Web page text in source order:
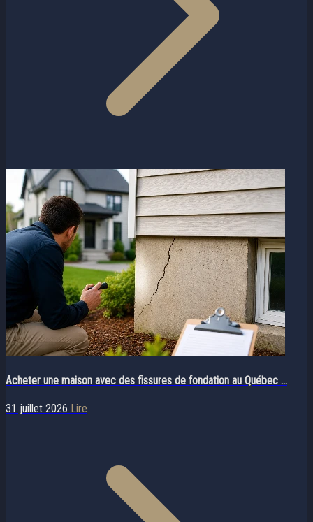
Acheter une maison avec des fissures de fondation au Québec ...
31 juillet 2026 Lire